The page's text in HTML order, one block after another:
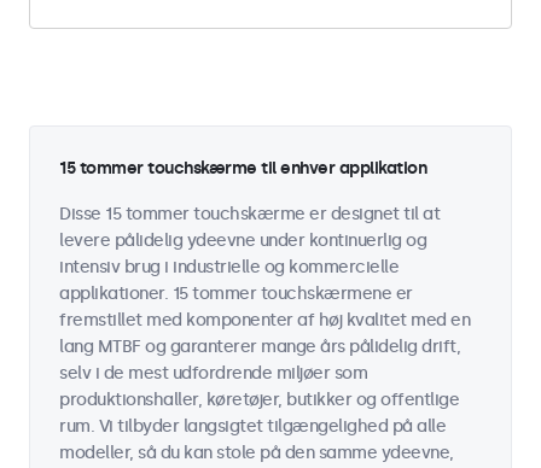
15 tommer touchskærme til enhver applikation
Disse 15 tommer touchskærme er designet til at
levere pålidelig ydeevne under kontinuerlig og
intensiv brug i industrielle og kommercielle
applikationer. 15 tommer touchskærmene er
fremstillet med komponenter af høj kvalitet med en
lang MTBF og garanterer mange års pålidelig drift,
selv i de mest udfordrende miljøer som
produktionshaller, køretøjer, butikker og offentlige
rum. Vi tilbyder langsigtet tilgængelighed på alle
modeller, så du kan stole på den samme ydeevne,